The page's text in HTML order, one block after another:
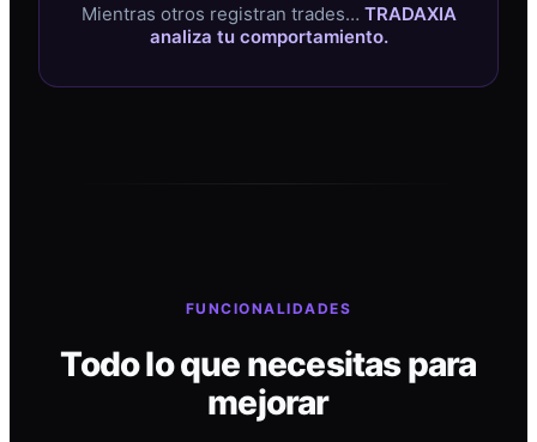
Mientras otros registran trades… TRADAXIA
analiza tu comportamiento.
FUNCIONALIDADES
Todo lo que necesitas para
mejorar